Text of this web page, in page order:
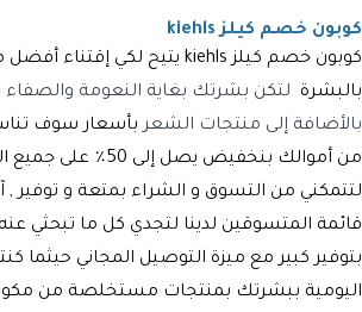
كوبون خصم كيلز kiehls
كوبون خصم كيلز kiehls
يتيح لكي إقتناء أفضل
بالبشرة
لتكن بشرتك بغاية النعومة
بالأضافة إلى منتجات الشعربأسعار سوف
من أموالك بنخفيض يصل
لتتمكني من التسوق و الشراء بمتعة و توفير ,
قائمة المتسوقين لدينا لتجدي كل ما تبحثي
بتوفير كبير مع ميزة التوصيل المجاني حيثما
اليومية ببشرتك بمنتجات مستخلصة من مكونات